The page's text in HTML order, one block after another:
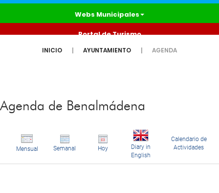
Webs Municipales
Portal de Turismo
INICIO AYUNTAMIENTO AGENDA
Agenda de Benalmádena
Mensual Semanal Hoy
Diary in
English
Calendario de
Actividades